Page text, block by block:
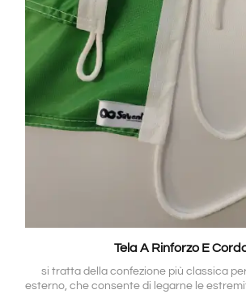
Tela A Rinforzo E
si tratta della confezione più classica
esterno, che consente di legarne le